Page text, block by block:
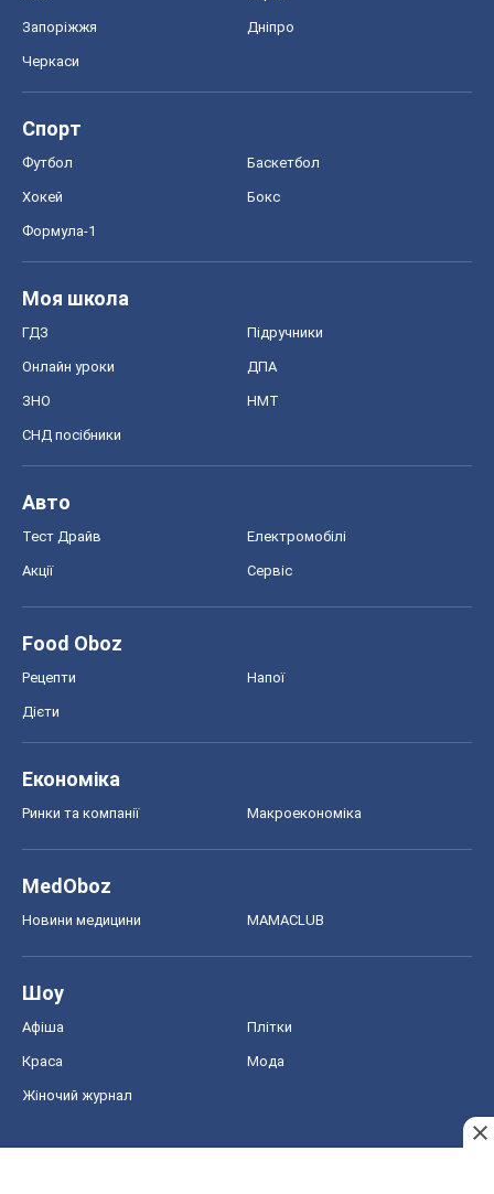
Запоріжжя Дніпро
Черкаси
Спорт
Футбол Баскетбол
Хокей Бокс
Формула-1
Моя школа
ГДЗ Підручники
Онлайн уроки ДПА
ЗНО НМТ
СНД посібники
Авто
Тест Драйв Електромобілі
Акції Сервіс
Food Oboz
Рецепти Напої
Дієти
Економіка
Ринки та компанії Макроекономіка
MedOboz
Новини медицини MAMACLUB
Шоу
Афіша Плітки
Краса Мода
Жіночий журнал